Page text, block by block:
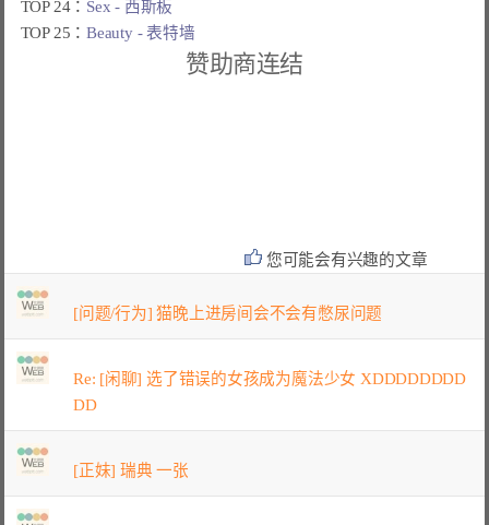
TOP 24： Sex - 西斯板
TOP 25：Beauty - 表特墙
赞助商连结
您可能会有兴趣的文章
[问题/行为] 猫晚上进房间会不会有憋尿问题
Re: [闲聊] 选了错误的女孩成为魔法少女 XDDDDDDDD
DD
[正妹] 瑞典 一张